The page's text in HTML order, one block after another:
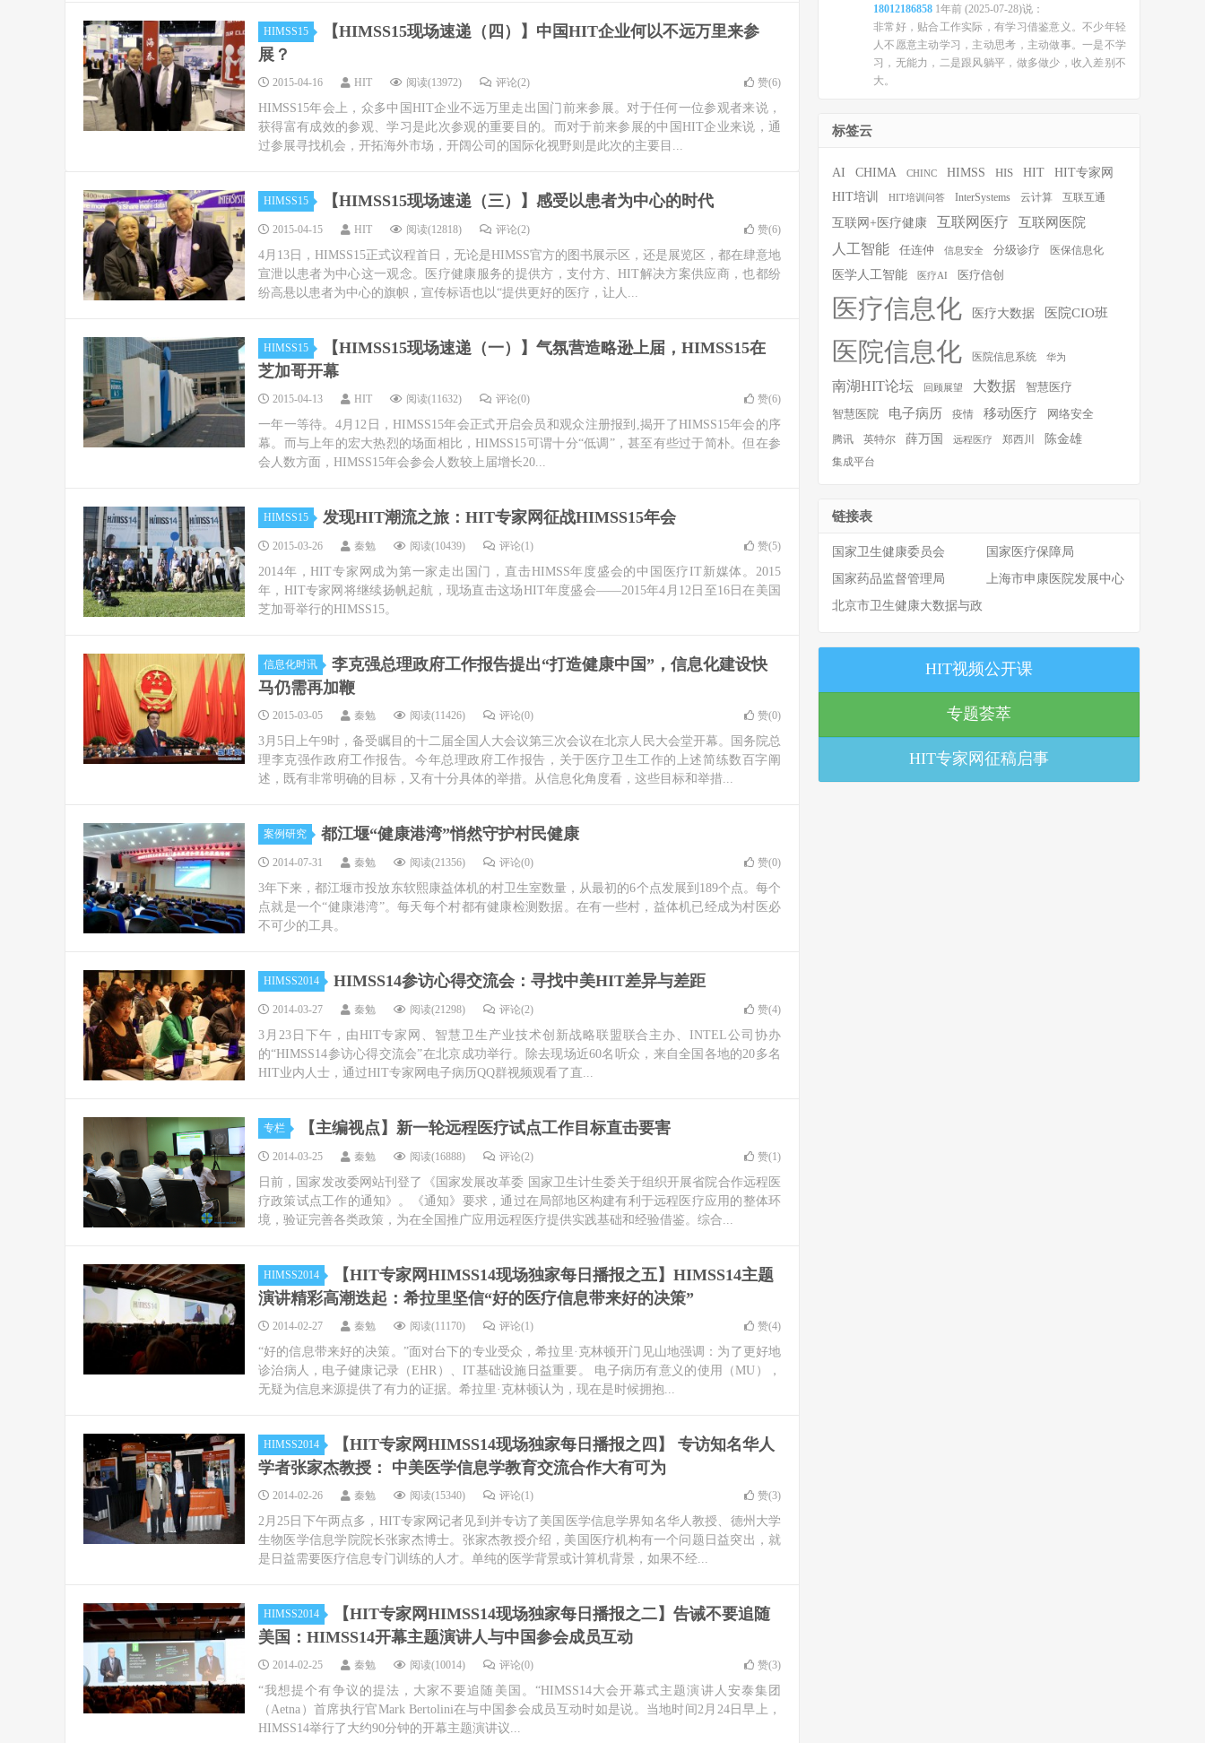
HIMSS15
【HIMSS15现场速递（四）】中国HIT企业何以不远万里来参
展？
2015-04-16 HIT 阅读(13972) 评论(2) 赞(6)
HIMSS15年会上，众多中国HIT企业不远万里走出国门前来参展。对于任何一位参观者来说，
获得富有成效的参观、学习是此次参观的重要目的。而对于前来参展的中国HIT企业来说，通
过参展寻找机会，开拓海外市场，开阔公司的国际化视野则是此次的主要目...
HIMSS15 【HIMSS15现场速递（三）】感受以患者为中心的时代
2015-04-15 HIT 阅读(12818) 评论(2) 赞(6)
4月13日，HIMSS15正式议程首日，无论是HIMSS官方的图书展示区，还是展览区，都在肆意地
宣泄以患者为中心这一观念。医疗健康服务的提供方，支付方、HIT解决方案供应商，也都纷
纷高悬以患者为中心的旗帜，宣传标语也以“提供更好的医疗，让人...
HIMSS15
【HIMSS15现场速递（一）】气氛营造略逊上届，HIMSS15在
芝加哥开幕
2015-04-13 HIT 阅读(11632) 评论(0) 赞(6)
一年一等待。4月12日，HIMSS15年会正式开启会员和观众注册报到,揭开了HIMSS15年会的序
幕。而与上年的宏大热烈的场面相比，HIMSS15可谓十分“低调”，甚至有些过于简朴。但在参
会人数方面，HIMSS15年会参会人数较上届增长20...
HIMSS15 发现HIT潮流之旅：HIT专家网征战HIMSS15年会
2015-03-26 秦勉 阅读(10439) 评论(1) 赞(5)
2014年，HIT专家网成为第一家走出国门，直击HIMSS年度盛会的中国医疗IT新媒体。2015
年，HIT专家网将继续扬帆起航，现场直击这场HIT年度盛会——2015年4月12日至16日在美国
芝加哥举行的HIMSS15。
信息化时讯
李克强总理政府工作报告提出“打造健康中国”，信息化建设快
马仍需再加鞭
2015-03-05 秦勉 阅读(11426) 评论(0) 赞(0)
3月5日上午9时，备受瞩目的十二届全国人大会议第三次会议在北京人民大会堂开幕。国务院总
理李克强作政府工作报告。今年总理政府工作报告，关于医疗卫生工作的上述简练数百字阐
述，既有非常明确的目标，又有十分具体的举措。从信息化角度看，这些目标和举措...
案例研究 都江堰“健康港湾”悄然守护村民健康
2014-07-31 秦勉 阅读(21356) 评论(0) 赞(0)
3年下来，都江堰市投放东软熙康益体机的村卫生室数量，从最初的6个点发展到189个点。每个
点就是一个“健康港湾”。每天每个村都有健康检测数据。在有一些村，益体机已经成为村医必
不可少的工具。
HIMSS2014 HIMSS14参访心得交流会：寻找中美HIT差异与差距
2014-03-27 秦勉 阅读(21298) 评论(2) 赞(4)
3月23日下午，由HIT专家网、智慧卫生产业技术创新战略联盟联合主办、INTEL公司协办
的“HIMSS14参访心得交流会”在北京成功举行。除去现场近60名听众，来自全国各地的20多名
HIT业内人士，通过HIT专家网电子病历QQ群视频观看了直...
专栏 【主编视点】新一轮远程医疗试点工作目标直击要害
2014-03-25 秦勉 阅读(16888) 评论(2) 赞(1)
日前，国家发改委网站刊登了《国家发展改革委 国家卫生计生委关于组织开展省院合作远程医
疗政策试点工作的通知》。《通知》要求，通过在局部地区构建有利于远程医疗应用的整体环
境，验证完善各类政策，为在全国推广应用远程医疗提供实践基础和经验借鉴。综合...
HIMSS2014
【HIT专家网HIMSS14现场独家每日播报之五】HIMSS14主题
演讲精彩高潮迭起：希拉里坚信“好的医疗信息带来好的决策”
2014-02-27 秦勉 阅读(11170) 评论(1) 赞(4)
“好的信息带来好的决策。”面对台下的专业受众，希拉里·克林顿开门见山地强调：为了更好地
诊治病人，电子健康记录（EHR）、IT基础设施日益重要。 电子病历有意义的使用（MU），
无疑为信息来源提供了有力的证据。希拉里·克林顿认为，现在是时候拥抱...
HIMSS2014
【HIT专家网HIMSS14现场独家每日播报之四】 专访知名华人
学者张家杰教授： 中美医学信息学教育交流合作大有可为
2014-02-26 秦勉 阅读(15340) 评论(1) 赞(3)
2月25日下午两点多，HIT专家网记者见到并专访了美国医学信息学界知名华人教授、德州大学
生物医学信息学院院长张家杰博士。张家杰教授介绍，美国医疗机构有一个问题日益突出，就
是日益需要医疗信息专门训练的人才。单纯的医学背景或计算机背景，如果不经...
HIMSS2014
【HIT专家网HIMSS14现场独家每日播报之二】告诫不要追随
美国：HIMSS14开幕主题演讲人与中国参会成员互动
2014-02-25 秦勉 阅读(10014) 评论(0) 赞(3)
“我想提个有争议的提法，大家不要追随美国。“HIMSS14大会开幕式主题演讲人安泰集团
（Aetna）首席执行官Mark Bertolini在与中国参会成员互动时如是说。当地时间2月24日早上，
HIMSS14举行了大约90分钟的开幕主题演讲议...
18012186858 1年前 (2025-07-28)说：
非常好，贴合工作实际，有学习借鉴意义。不少年轻
人不愿意主动学习，主动思考，主动做事。一是不学
习，无能力，二是跟风躺平，做多做少，收入差别不
大。
标签云
AI CHIMA CHINC HIMSS HIS HIT HIT专家网
HIT培训 HIT培训问答 InterSystems 云计算 互联互通
互联网+医疗健康 互联网医疗 互联网医院
人工智能 任连仲 信息安全 分级诊疗 医保信息化
医学人工智能 医疗AI 医疗信创
医疗信息化 医疗大数据 医院CIO班
医院信息化 医院信息系统 华为
南湖HIT论坛 回顾展望 大数据 智慧医疗
智慧医院 电子病历 疫情 移动医疗
网络安全
腾讯
英特尔 薛万国 远程医疗 郑西川 陈金雄
集成平台
链接表
国家卫生健康委员会
国家医疗保障局
国家药品监督管理局
上海市申康医院发展中心
北京市卫生健康大数据与政
HIT视频公开课
专题荟萃
HIT专家网征稿启事